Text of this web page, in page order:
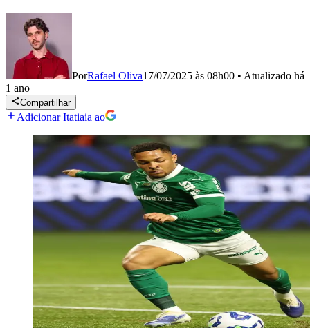
PorRafael Oliva17/07/2025 às 08h00 • Atualizado há
1 ano
Compartilhar
Adicionar Itatiaia ao